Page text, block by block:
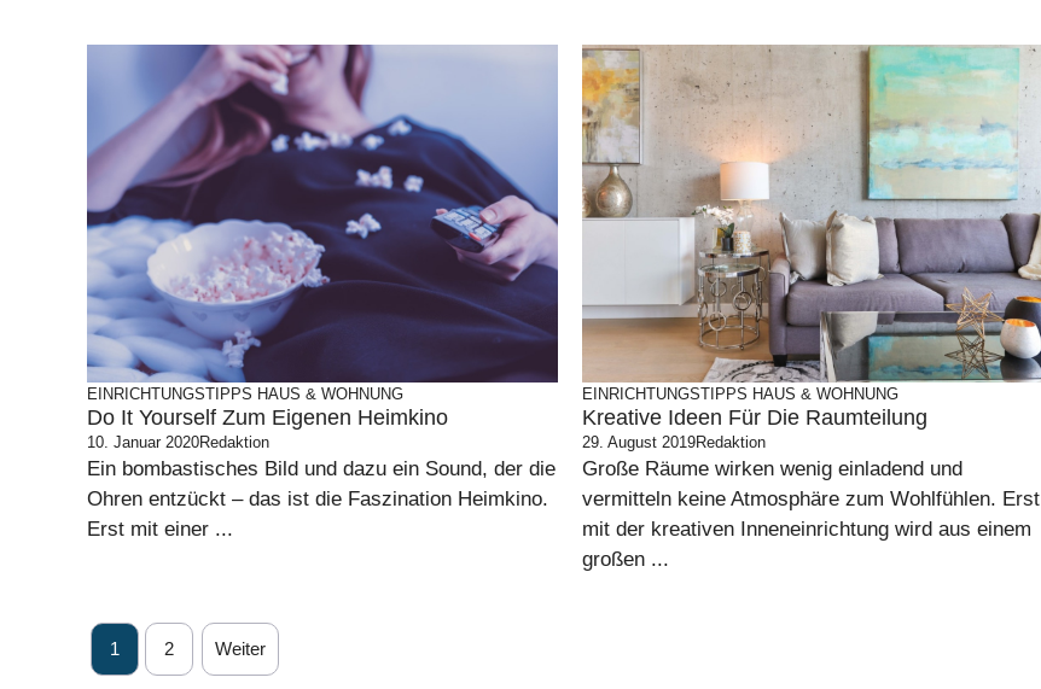
EINRICHTUNGSTIPPS HAUS & WOHNUNG
Do It Yourself Zum Eigenen Heimkino
10. Januar 2020Redaktion
Ein bombastisches Bild und dazu ein Sound, der die
Ohren entzückt – das ist die Faszination Heimkino.
Erst mit einer ...
EINRICHTUNGSTIPPS HAUS & WOHNUNG
Kreative Ideen Für Die Raumteilung
29. August 2019Redaktion
Große Räume wirken wenig einladend und
vermitteln keine Atmosphäre zum Wohlfühlen. Erst
mit der kreativen Inneneinrichtung wird aus einem
großen ...
1 2 Weiter